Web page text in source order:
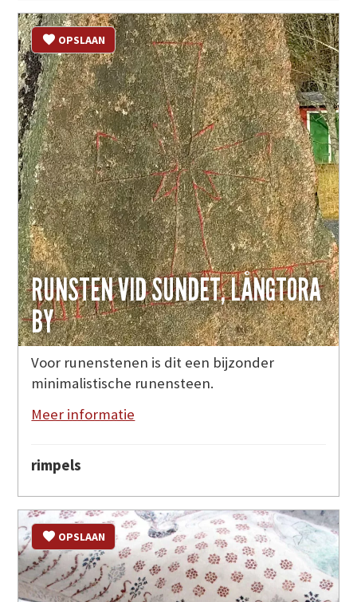
RUNSTEN VID SUNDET, LÅNGTORA
BY
OPSLAAN
Voor runenstenen is dit een bijzonder
minimalistische runensteen.
Meer informatie
rimpels
OPSLAAN